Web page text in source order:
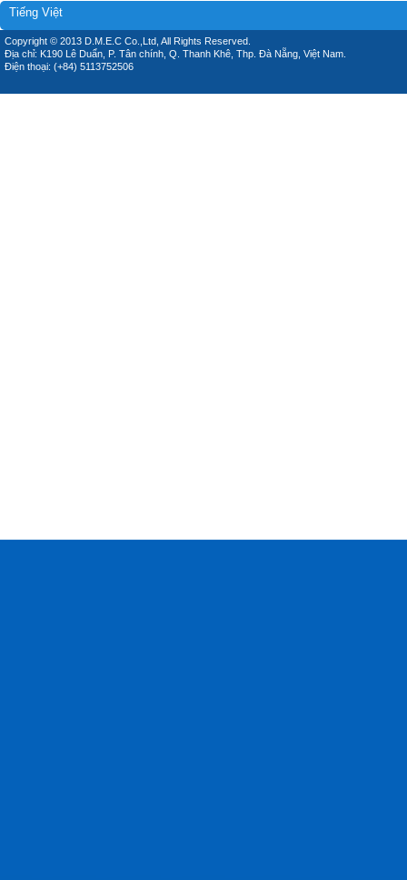
Tiếng Việt
Copyright © 2013 D.M.E.C Co.,Ltd, All Rights Reserved.
Địa chỉ: K190 Lê Duẩn, P. Tân chính, Q. Thanh Khê, Thp. Đà Nẵng, Việt Nam.
Điện thoại: (+84) 5113752506